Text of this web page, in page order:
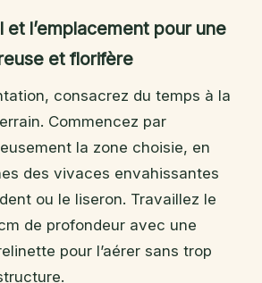
et l’emplacement pour une
et florifère
consacrez du temps à la
Commencez par
la zone choisie, en
des vivaces envahissantes
ou le liseron. Travaillez le
de profondeur avec une
pour l’aérer sans trop